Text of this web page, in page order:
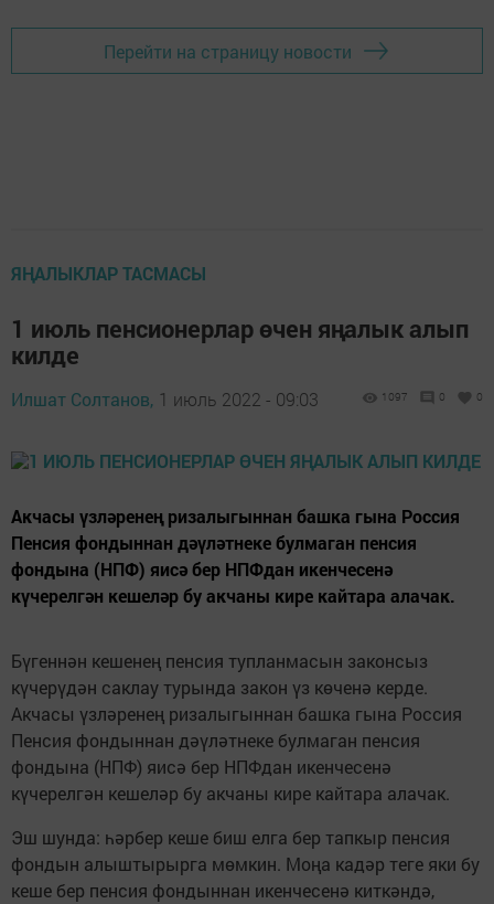
Перейти на страницу новости
ЯҢАЛЫКЛАР ТАСМАСЫ
1 июль пенсионерлар өчен яңалык алып
килде
Илшат Солтанов, 1 июль 2022 - 09:03 1097 0 0
Акчасы үзләренең ризалыгыннан башка гына Россия
Пенсия фондыннан дәүләтнеке булмаган пенсия
фондына (НПФ) яисә бер НПФдан икенчесенә
күчерелгән кешеләр бу акчаны кире кайтара алачак.
Бүгеннән кешенең пенсия тупланмасын законсыз
күчерүдән саклау турында закон үз көченә керде.
Акчасы үзләренең ризалыгыннан башка гына Россия
Пенсия фондыннан дәүләтнеке булмаган пенсия
фондына (НПФ) яисә бер НПФдан икенчесенә
күчерелгән кешеләр бу акчаны кире кайтара алачак.
Эш шунда: һәрбер кеше биш елга бер тапкыр пенсия
фондын алыштырырга мөмкин. Моңа кадәр теге яки бу
кеше бер пенсия фондыннан икенчесенә киткәндә,